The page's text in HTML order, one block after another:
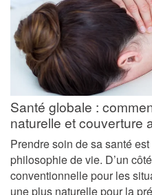
Santé globale :
naturelle et couverture
Prendre soin de sa santé
philosophie de vie. D’un
conventionnelle pour les
une plus naturelle pour la